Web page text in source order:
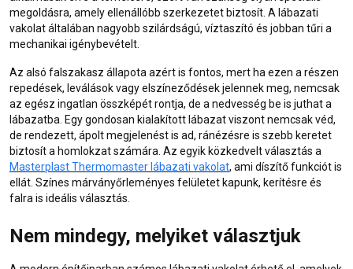
megoldásra, amely ellenállóbb szerkezetet biztosít. A lábazati
vakolat általában nagyobb szilárdságú, víztaszító és jobban tűri a
mechanikai igénybevételt.
Az alsó falszakasz állapota azért is fontos, mert ha ezen a részen
repedések, leválások vagy elszíneződések jelennek meg, nemcsak
az egész ingatlan összképét rontja, de a nedvesség be is juthat a
lábazatba. Egy gondosan kialakított lábazat viszont nemcsak véd,
de rendezett, ápolt megjelenést is ad, ránézésre is szebb keretet
biztosít a homlokzat számára. Az egyik közkedvelt választás a
Masterplast Thermomaster lábazati vakolat, ami díszítő funkciót is
ellát. Színes márványőrleményes felületet kapunk, kerítésre és
falra is ideális választás.
Nem mindegy, melyiket választjuk